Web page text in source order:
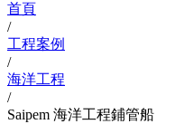
首頁
/
工程案例
/
海洋工程
/
Saipem 海洋工程鋪管船